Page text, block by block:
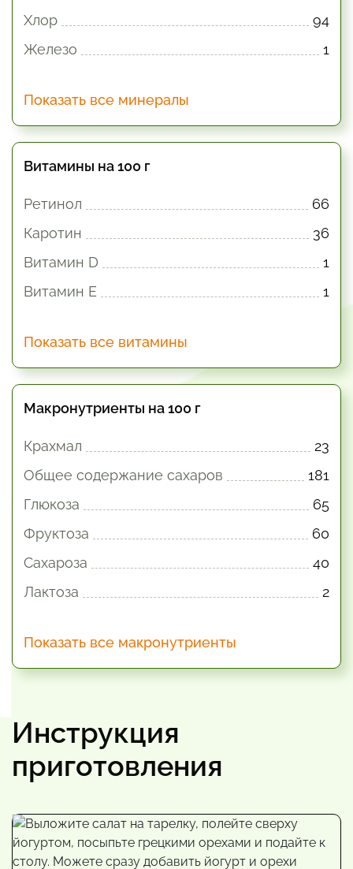
Хлор
94
Железо
1
Показать все минералы
Витамины на 100 г
Ретинол
66
Каротин
36
Витамин D
1
Витамин E
1
Показать все витамины
Макронутриенты на 100 г
Крахмал
23
Общее содержание сахаров
181
Глюкоза
65
Фруктоза
60
Сахароза
40
Лактоза
2
Показать все макронутриенты
Инструкция
приготовления